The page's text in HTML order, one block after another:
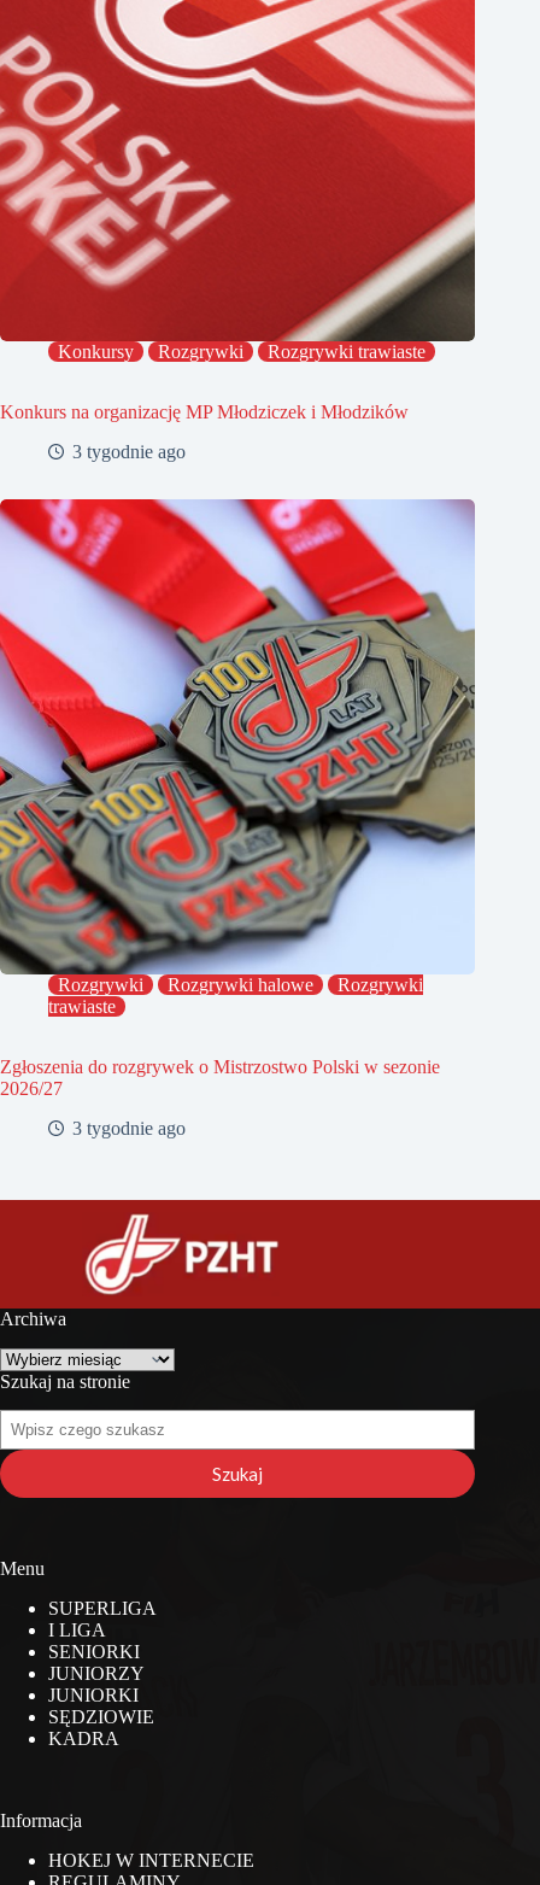
Konkursy Rozgrywki Rozgrywki trawiaste
Konkurs na organizację MP Młodziczek i Młodzików
3 tygodnie ago
Rozgrywki Rozgrywki halowe
Rozgrywki
trawiaste
Zgłoszenia do rozgrywek o Mistrzostwo Polski w sezonie
2026/27
3 tygodnie ago
Archiwa
Archiwa
Szukaj na stronie
Szukaj
na
stronie
Szukaj
Menu
SUPERLIGA
I LIGA
SENIORKI
JUNIORZY
JUNIORKI
SĘDZIOWIE
KADRA
Informacja
HOKEJ W INTERNECIE